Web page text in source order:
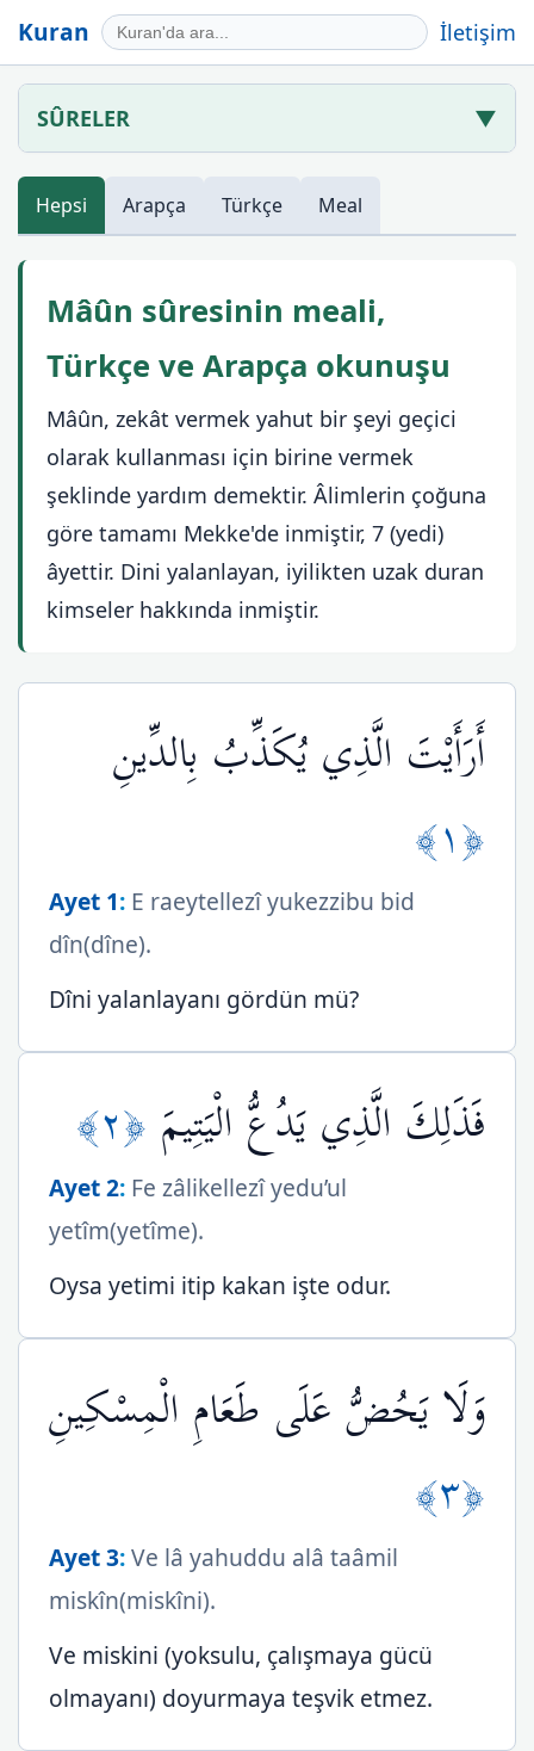
Kuran İletişim
SÛRELER ▼
Hepsi Arapça Türkçe Meal
Mâûn sûresinin meali,
Türkçe ve Arapça okunuşu
Mâûn, zekât vermek yahut bir şeyi geçici
olarak kullanması için birine vermek
şeklinde yardım demektir. Âlimlerin çoğuna
göre tamamı Mekke'de inmiştir, 7 (yedi)
âyettir. Dini yalanlayan, iyilikten uzak duran
kimseler hakkında inmiştir.
أَرَأَيْتَ الَّذِي يُكَذِّبُ بِالدِّينِ
﴿١﴾
Ayet 1: E raeytellezî yukezzibu bid
dîn(dîne).
Dîni yalanlayanı gördün mü?
فَذَلِكَ الَّذِي يَدُعُّ الْيَتِيمَ ﴿٢﴾
Ayet 2: Fe zâlikellezî yedu’ul
yetîm(yetîme).
Oysa yetimi itip kakan işte odur.
وَلَا يَحُضُّ عَلَى طَعَامِ الْمِسْكِينِ
﴿٣﴾
Ayet 3:Ve lâ yahuddu alâ taâmil
miskîn(miskîni).
Ve miskini (yoksulu, çalışmaya gücü
olmayanı) doyurmaya teşvik etmez.